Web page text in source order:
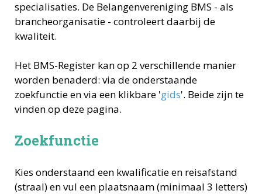
specialisaties. De Belangenvereniging BMS - als
brancheorganisatie - controleert daarbij de
kwaliteit.
Het BMS-Register kan op 2 verschillende manier
worden benaderd: via de onderstaande
zoekfunctie en via een klikbare 'gids'. Beide zijn te
vinden op deze pagina.
Zoekfunctie
Kies onderstaand een kwalificatie en reisafstand
(straal) en vul een plaatsnaam (minimaal 3 letters)